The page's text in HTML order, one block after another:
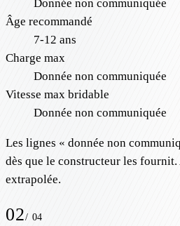
Donnée non communiquée
Âge recommandé
7-12 ans
Charge max
Donnée non communiquée
Vitesse max bridable
Donnée non communiquée
Les lignes « donnée non
dès que le constructeur les fournit.
extrapolée.
02/ 04